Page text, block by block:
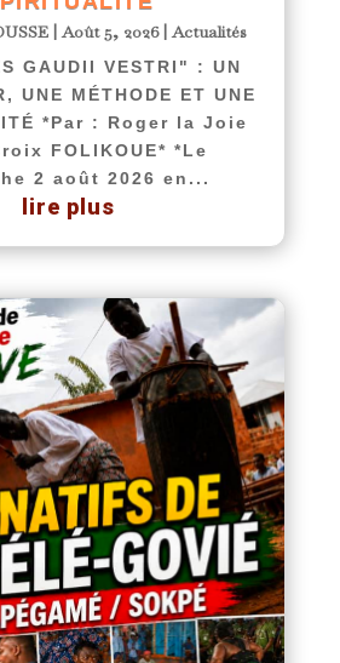
|Août 5, 2026|Actualités
GAUDII VESTRI" : UN
UNE MÉTHODE ET UNE
*Par : Roger la Joie
FOLIKOUE* *Le
2 août 2026 en...
lire plus